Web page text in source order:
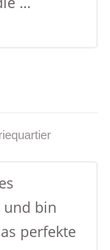
und bin
perfekte